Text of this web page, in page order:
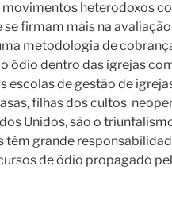
movimentos heterodoxos
firmam mais na
metodologia de
ódio dentro das igrejas
escolas de gestão de
filhas dos cultos
Unidos, são o
têm grande
de ódio propagado